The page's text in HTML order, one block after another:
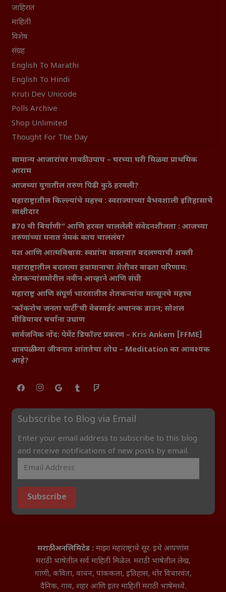
जाहिरात
माहिती
विशेष
संग्रह
English To Marathi
English To Hindi
Kruti Dev Unicode
Polls Archive
Shop Unlimited
Thought For The Day
सामान्य आजारांवर गावठी उपाय – घरच्या घरी मिळवा प्राथमिक
आराम
आजच्या युगातील तरुण पिढी कुठे हरवली?
महाराष्ट्रातील किल्ल्यांचे महत्त्व : स्वराज्याच्या वैभवशाली इतिहासाचे
साक्षीदार
₹370 ची बिर्याणी” आणि हरवत चाललेली संवेदनशीलता : आजच्या
तरुणांच्या मनात नेमकं काय चाललंय?
यश आणि आत्मविश्वास: स्वप्नांना वास्तवात बदलण्याची शक्ती
महाराष्ट्रातील बदलत्या हवामानाचा शेतीवर वाढता परिणाम:
शेतकऱ्यांसमोरील नवीन आव्हाने आणि संधी
महाराष्ट्र आणि संपूर्ण भारतातील शेतकऱ्यांना मान्सूनचे महत्त्व
‘कॉकरोच जनता पार्टी’ची वेबसाईट अचानक डाउन; सोशल
मीडियावर चर्चांना उधाण
सार्वजनिक नोंद: पेमेंट डिफॉल्ट प्रकरण – Kris Ankem [FFME]
धावपळीच्या जीवनात शांततेचा शोध – Meditation का आवश्यक
आहे?
Subscribe to Blog via Email
Enter your email address to subscribe to this blog
and receive notifications of new posts by email.
Subscribe
मराठी अनलिमिटेड : माझा महाराष्ट्राचे सूर. इथे आपणांस
मराठी भाषेतील सर्व माहिती मिळेल. मराठी भाषेतील लेख,
गाणी, कविता, वाचन, पाककला, इतिहास, थोर विचारवंत,
दैनिक, गाव, शहर आणि इतर माहिती मराठी भाषेमध्ये.